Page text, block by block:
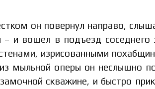
он повернул направо,
– и вошел в подъезд
изрисованными
мыльной оперы он неслышно
скважине, и быстро